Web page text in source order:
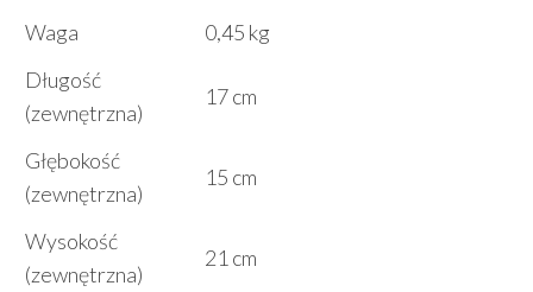
Waga
0,45 kg
Długość
(zewnętrzna)
17 cm
Głębokość
(zewnętrzna)
15 cm
Wysokość
(zewnętrzna)
21 cm